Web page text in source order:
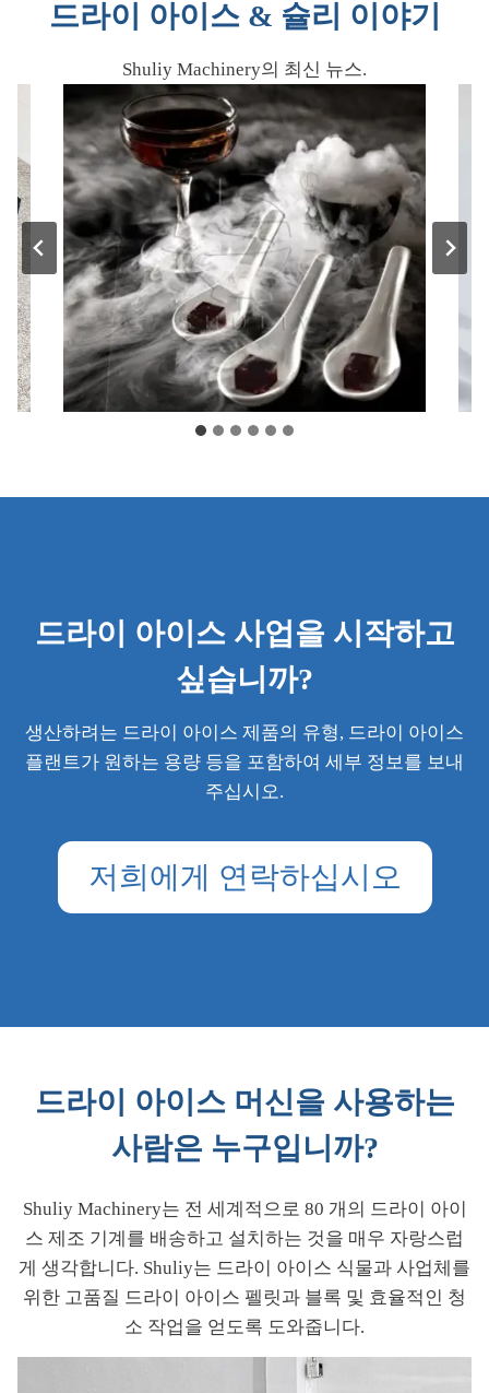
드라이 아이스 & 슐리 이야기
Shuliy Machinery의 최신 뉴스.
드라이 아이스 사업을 시작하고
싶습니까?
생산하려는 드라이 아이스 제품의 유형, 드라이 아이스
플랜트가 원하는 용량 등을 포함하여 세부 정보를 보내
주십시오.
저희에게 연락하십시오
드라이 아이스 머신을 사용하는
사람은 누구입니까?
Shuliy Machinery는 전 세계적으로 80 개의 드라이 아이
스 제조 기계를 배송하고 설치하는 것을 매우 자랑스럽
게 생각합니다. Shuliy는 드라이 아이스 식물과 사업체를
위한 고품질 드라이 아이스 펠릿과 블록 및 효율적인 청
소 작업을 얻도록 도와줍니다.